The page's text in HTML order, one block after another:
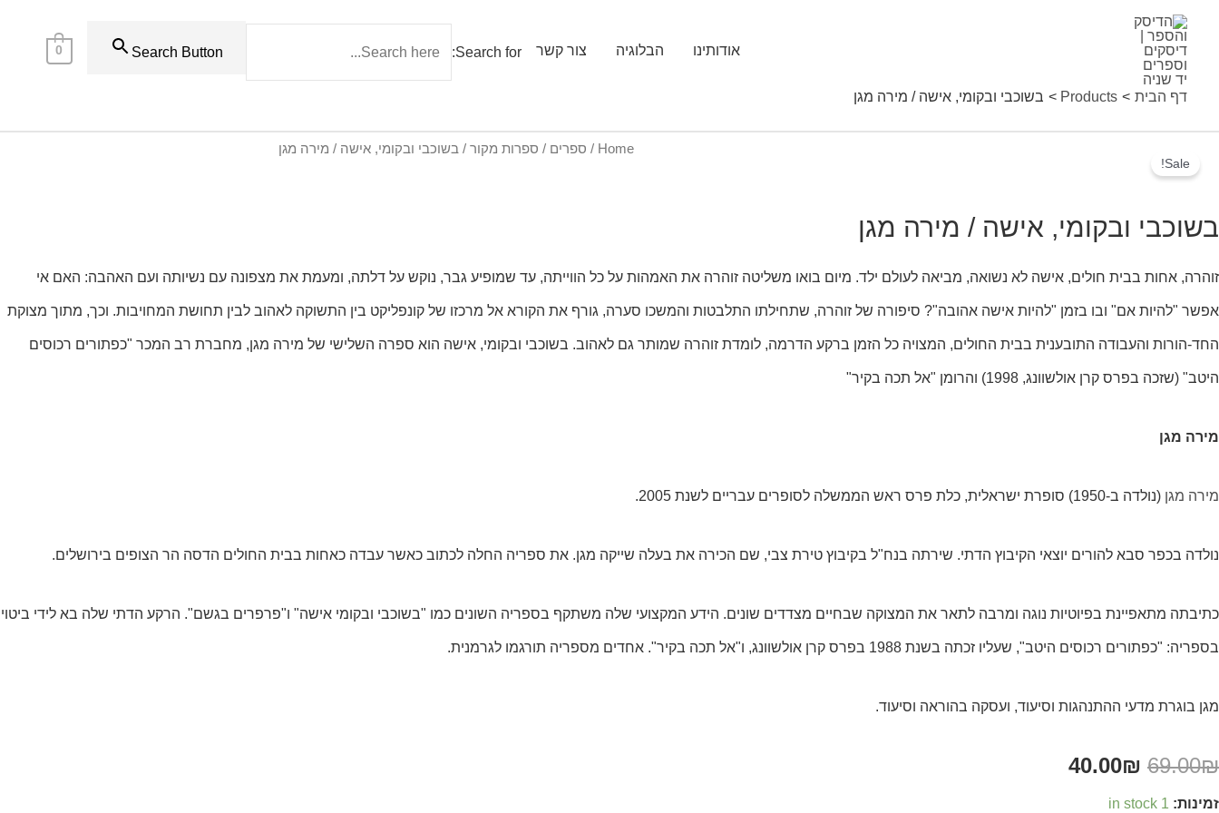
אודותינו הבלוגיה צור קשר Search for:
Search Button
0
דף הבית Products בשוכבי ובקומי, אישה / מירה מגן
Sale!
Home
/ ספרים / ספרות מקור / בשוכבי ובקומי, אישה / מירה מגן
בשוכבי ובקומי, אישה / מירה מגן
זוהרה, אחות בבית חולים, אישה לא נשואה, מביאה לעולם ילד. מיום בואו משליטה זוהרה את האמהות על כל הווייתה, עד שמופיע גבר, נוקש על דלתה, ומעמת את מצפונה עם נשיותה ועם האהבה: האם אי
אפשר "להיות אם" ובו בזמן "להיות אישה אהובה"? סיפורה של זוהרה, שתחילתו התלבטות והמשכו סערה, גורף את הקורא אל מרכזו של קונפליקט בין התשוקה לאהוב לבין תחושת המחויבות. וכך, מתוך מצוקת
החד-הורות והעבודה התובענית בבית החולים, המצויה כל הזמן ברקע הדרמה, לומדת זוהרה שמותר גם לאהוב. בשוכבי ובקומי, אישה הוא ספרה השלישי של מירה מגן, מחברת רב המכר "כפתורים רכוסים
היטב" (שזכה בפרס קרן אולשוונג, 1998) והרומן "אל תכה בקיר"
מירה מגן
מירה מגן (נולדה ב-1950) סופרת ישראלית, כלת פרס ראש הממשלה לסופרים עבריים לשנת 2005.
נולדה בכפר סבא להורים יוצאי הקיבוץ הדתי. שירתה בנח"ל בקיבוץ טירת צבי, שם הכירה את בעלה שייקה מגן. את ספריה החלה לכתוב כאשר עבדה כאחות בבית החולים הדסה הר הצופים בירושלים.
כתיבתה מתאפיינת בפיוטיות נוגה ומרבה לתאר את המצוקה שבחיים מצדדים שונים. הידע המקצועי שלה משתקף בספריה השונים כמו "בשוכבי ובקומי אישה" ו"פרפרים בגשם". הרקע הדתי שלה בא לידי ביטוי
בספריה: "כפתורים רכוסים היטב", שעליו זכתה בשנת 1988 בפרס קרן אולשוונג, ו"אל תכה בקיר". אחדים מספריה תורגמו לגרמנית.
מגן בוגרת מדעי ההתנהגות וסיעוד, ועסקה בהוראה וסיעוד.
69.00₪
40.00₪
זמינות: 1 in stock
ובקומי,
מירה
מגן
quantity